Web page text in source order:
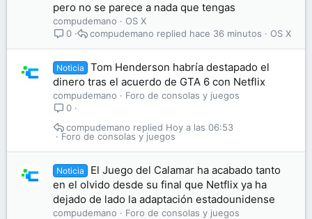
pero no se parece a nada que tengas
compudemano
OS X
0
OS X
hace 36 minutos
compudemano
Noticia
Tom Henderson habría destapado el
dinero tras el acuerdo de GTA 6 con Netflix
compudemano
Foro de consolas y juegos
0
Foro de consolas y juegos
Hoy a las 06:53
compudemano
Noticia
El Juego del Calamar ha acabado tanto
en el olvido desde su final que Netflix ya ha
dejado de lado la adaptación estadounidense
compudemano
Foro de consolas y juegos